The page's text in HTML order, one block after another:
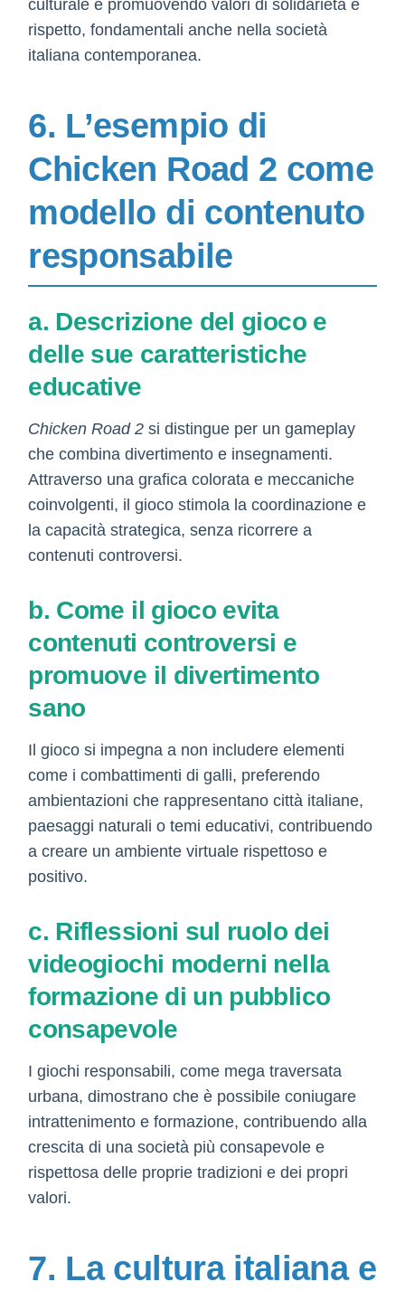
culturale e promuovendo valori di solidarietà e
rispetto, fondamentali anche nella società
italiana contemporanea.
6. L’esempio di
Chicken Road 2 come
modello di contenuto
responsabile
a. Descrizione del gioco e
delle sue caratteristiche
educative
Chicken Road 2 si distingue per un gameplay
che combina divertimento e insegnamenti.
Attraverso una grafica colorata e meccaniche
coinvolgenti, il gioco stimola la coordinazione e
la capacità strategica, senza ricorrere a
contenuti controversi.
b. Come il gioco evita
contenuti controversi e
promuove il divertimento
sano
Il gioco si impegna a non includere elementi
come i combattimenti di galli, preferendo
ambientazioni che rappresentano città italiane,
paesaggi naturali o temi educativi, contribuendo
a creare un ambiente virtuale rispettoso e
positivo.
c. Riflessioni sul ruolo dei
videogiochi moderni nella
formazione di un pubblico
consapevole
I giochi responsabili, come mega traversata
urbana, dimostrano che è possibile coniugare
intrattenimento e formazione, contribuendo alla
crescita di una società più consapevole e
rispettosa delle proprie tradizioni e dei propri
valori.
7. La cultura italiana e